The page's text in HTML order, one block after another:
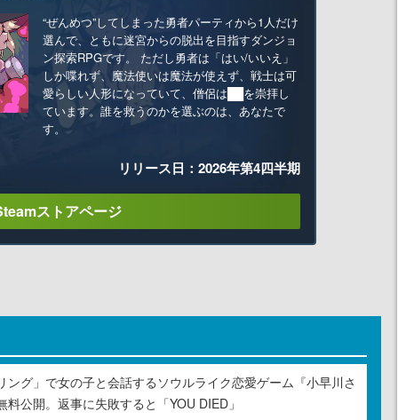
“ぜんめつ”してしまった勇者パーティから1人だけ
選んで、ともに迷宮からの脱出を目指すダンジョ
ン探索RPGです。 ただし勇者は「はい/いいえ」
しか喋れず、魔法使いは魔法が使えず、戦士は可
愛らしい人形になっていて、僧侶は██を崇拝し
ています。誰を救うのかを選ぶのは、あなたで
す。
リリース日：2026年第4四半期
ストアページ
ング」で女の子と会話するソウルライク恋愛ゲーム『小早川さ
公開。返事に失敗すると「YOU DIED」